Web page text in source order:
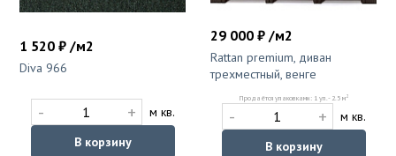
1 520 ₽ /м2
Diva 966
- +
м кв.
В корзину
29 000 ₽ /м2
Rattan premium, диван
трехместный, венге
Продаётся упаковками: 1 уп. - 2.5 м2
- +
м кв.
В корзину